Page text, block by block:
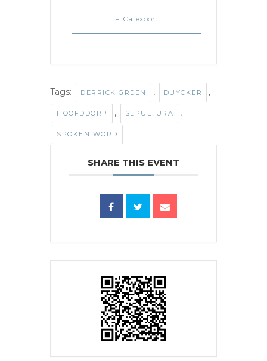
+ iCal export
Tags: DERRICK GREEN , DUYCKER ,
HOOFDDORP , SEPULTURA ,
SPOKEN WORD
SHARE THIS EVENT